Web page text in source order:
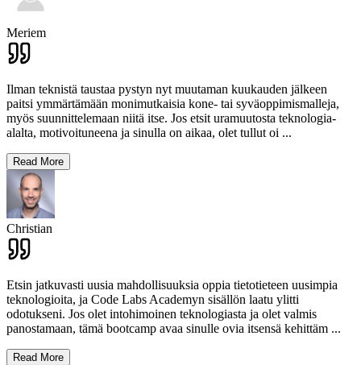
Meriem
Ilman teknistä taustaa pystyn nyt muutaman kuukauden jälkeen
paitsi ymmärtämään monimutkaisia ​​kone- tai syväoppimismalleja,
myös suunnittelemaan niitä itse. Jos etsit uramuutosta teknologia-
alalta, motivoituneena ja sinulla on aikaa, olet tullut oi ...
Read More
Christian
Etsin jatkuvasti uusia mahdollisuuksia oppia tietotieteen uusimpia
teknologioita, ja Code Labs Academyn sisällön laatu ylitti
odotukseni. Jos olet intohimoinen teknologiasta ja olet valmis
panostamaan, tämä bootcamp avaa sinulle ovia itsensä kehittäm ...
Read More